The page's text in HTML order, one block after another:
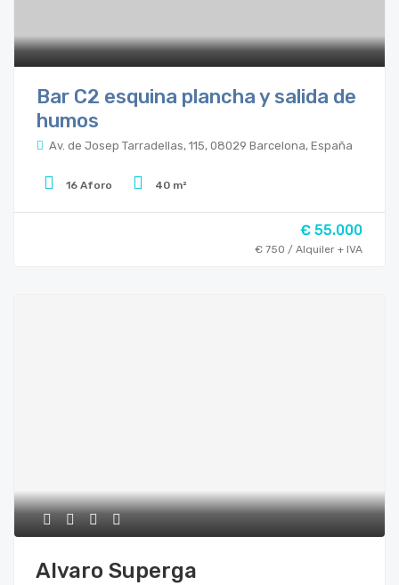
Bar C2 esquina plancha y salida de
humos
Av. de Josep Tarradellas, 115, 08029 Barcelona, España
16 Aforo 40 m²
€ 55.000
€ 750 / Alquiler + IVA
Alvaro Superga